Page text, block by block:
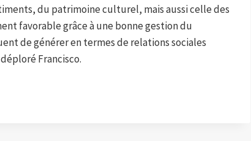
du patrimoine culturel, mais aussi celle des
favorable grâce à une bonne gestion du
de générer en termes de relations sociales
Francisco.